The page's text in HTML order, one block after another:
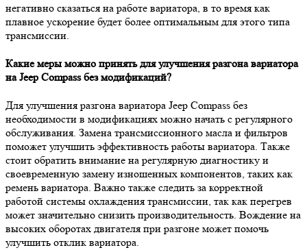
негативно сказаться на работе вариатора, в то время как
плавное ускорение будет более оптимальным для этого типа
трансмиссии.
Какие меры можно принять для улучшения разгона вариатора
на Jeep Compass без модификаций?
Для улучшения разгона вариатора Jeep Compass без
необходимости в модификациях можно начать с регулярного
обслуживания. Замена трансмиссионного масла и фильтров
поможет улучшить эффективность работы вариатора. Также
стоит обратить внимание на регулярную диагностику и
своевременную замену изношенных компонентов, таких как
ремень вариатора. Важно также следить за корректной
работой системы охлаждения трансмиссии, так как перегрев
может значительно снизить производительность. Вождение на
высоких оборотах двигателя при разгоне может помочь
улучшить отклик вариатора.